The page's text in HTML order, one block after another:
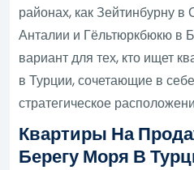
районах, как Зейтинбурну
Анталии и Гёльтюркбюкю в
вариант для тех, кто ищет
в Турции, сочетающие в
стратегическое
Квартиры На
Берегу Моря В